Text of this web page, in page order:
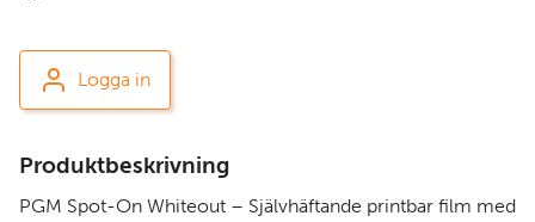
Logga in
Produktbeskrivning
PGM Spot-On Whiteout – Självhäftande printbar film med